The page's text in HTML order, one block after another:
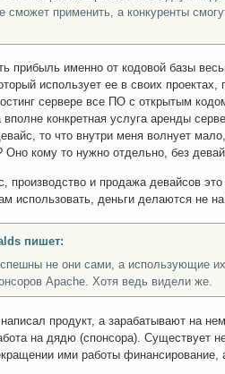
сможет применить, а конкуренты
прибыль именно от кодовой базы
использует ее в своих
сервере все ПО с открытым
конкретная услуга аренды
то что внутри меня волнует
Оно кому то нужно отдельно, без
производство и продажа девайсов
использовать, деньги делаются не
пишет:
не они сами, а использующие
Apache. Хотя ведь видели же.
продукт, а зарабатывают на
на дядю (спонсора). Существует
ими работы финансирование,